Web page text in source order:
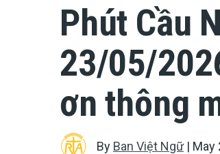
Phút Cầu
23/05/
ơn thông
By Ban Việt Ngữ| May